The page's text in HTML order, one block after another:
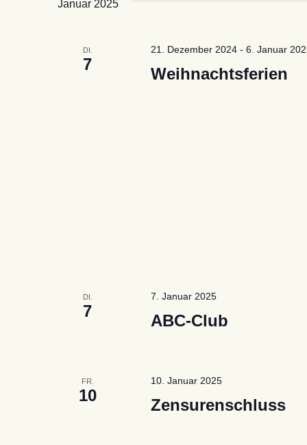
Januar 2025
DI.
7
Weihnachtsferien
21. Dezember 2024- 6. Januar
DI.
7
ABC-Club
7. Januar 2025
FR.
10
Zensurenschluss
10. Januar 2025